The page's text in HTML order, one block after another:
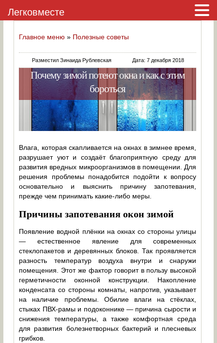
Главное меню » Полезные советы
Разместил Зинаида Рублевская Дата: 7 декабря 2018
Почему зимой потеют окна и как с этим
бороться
Влага, которая скапливается на окнах в зимнее время,
разрушает уют и создаёт благоприятную среду для
развития вредных микроорганизмов в помещении. Для
решения проблемы понадобится подойти к вопросу
основательно и выяснить причину запотевания,
прежде чем принимать какие-либо меры.
Причины запотевания окон зимой
Появление водной плёнки на окнах со стороны улицы
— естественное явление для современных
стеклопакетов и деревянных блоков. Так проявляется
разность температур воздуха внутри и снаружи
помещения. Этот же фактор говорит в пользу высокой
герметичности оконной конструкции. Накопление
конденсата со стороны комнаты, напротив, указывает
на наличие проблемы. Обилие влаги на стёклах,
стыках ПВХ-рамы и подоконнике — причина сырости и
снижения температуры, а также комфортная среда
для развития болезнетворных бактерий и плесневых
грибков.
Легковместе